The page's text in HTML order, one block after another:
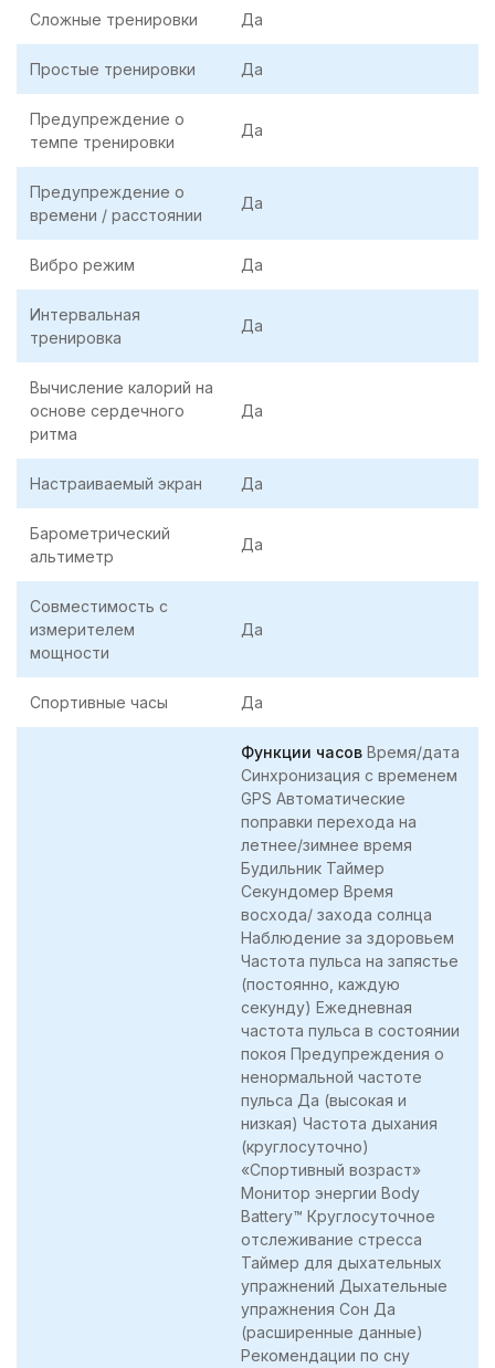
Сложные тренировки Да
Простые тренировки Да
Предупреждение о
темпе тренировки
Да
Предупреждение о
времени / расстоянии
Да
Вибро режим Да
Интервальная
тренировка
Да
Вычисление калорий на
основе сердечного
ритма
Да
Настраиваемый экран Да
Барометрический
альтиметр
Да
Совместимость с
измерителем
мощности
Да
Спортивные часы Да
Функции часов Время/дата
Синхронизация с временем
GPS Автоматические
поправки перехода на
летнее/зимнее время
Будильник Таймер
Секундомер Время
восхода/ захода солнца
Наблюдение за здоровьем
Частота пульса на запястье
(постоянно, каждую
секунду) Ежедневная
частота пульса в состоянии
покоя Предупреждения о
ненормальной частоте
пульса Да (высокая и
низкая) Частота дыхания
(круглосуточно)
«Спортивный возраст»
Монитор энергии Body
Battery™ Круглосуточное
отслеживание стресса
Таймер для дыхательных
упражнений Дыхательные
упражнения Сон Да
(расширенные данные)
Рекомендации по сну